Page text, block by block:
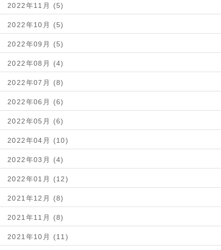
2022年11月 (5)
2022年10月 (5)
2022年09月 (5)
2022年08月 (4)
2022年07月 (8)
2022年06月 (6)
2022年05月 (6)
2022年04月 (10)
2022年03月 (4)
2022年01月 (12)
2021年12月 (8)
2021年11月 (8)
2021年10月 (11)